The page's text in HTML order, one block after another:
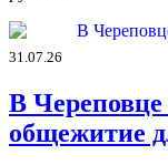
31.07.26
В Череповце
общежитие